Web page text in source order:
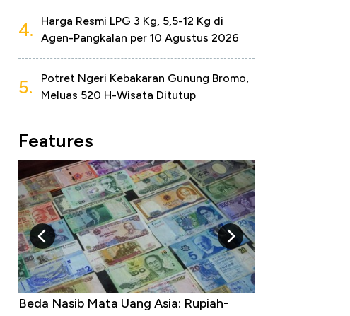
4.
Harga Resmi LPG 3 Kg, 5,5-12 Kg di
Agen-Pangkalan per 10 Agustus 2026
5.
Potret Ngeri Kebakaran Gunung Bromo,
Meluas 520 H-Wisata Ditutup
Features
Dihadang Inflasi Amerika, Sanggupkah